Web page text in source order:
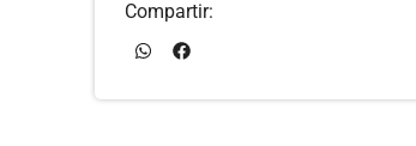
Compartir: